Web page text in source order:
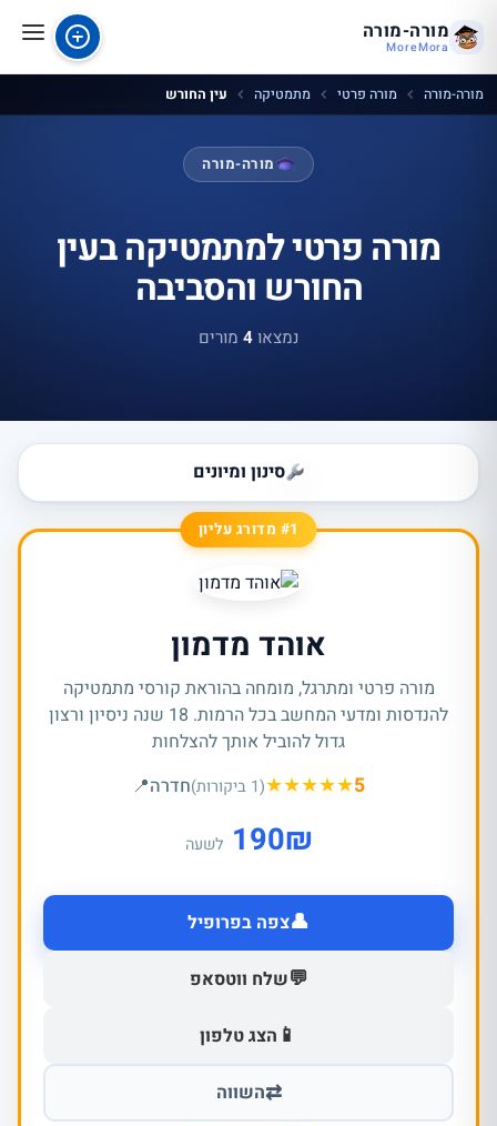
מורה-מורה
MoreMora
מורה-מורה מורה פרטי מתמטיקה עין החורש
מורה-מורה
מורה פרטי למתמטיקה בעין
החורש והסביבה
נמצאו4 מורים
סינון ומיונים
#1 מדורג עליון
אוהד מדמון
מורה פרטי ומתרגל, מומחה בהוראת קורסי מתמטיקה
להנדסות ומדעי המחשב בכל הרמות. 18 שנה ניסיון ורצון
גדול להוביל אותך להצלחות
(1 ביקורות)★★★★★5 חדרה📍
₪
190 לשעה
👤צפה בפרופיל
💬שלח ווטסאפ
📱 הצג טלפון
⇄השווה